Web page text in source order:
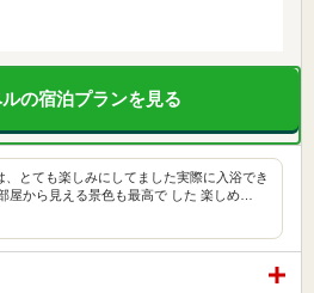
の宿泊プランを見る
、とても楽しみにしてました実際に入浴でき
屋から見える景色も最高で した 楽しめ…